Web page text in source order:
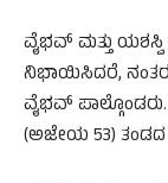
ವೈಭವ್‌ ಮತ್ತು
ನಿಭಾಯಿಸಿದರೆ,
ವೈಭವ್‌
(ಅಜೇಯ 53) ತಂಡದ